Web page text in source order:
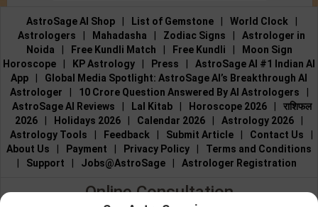
AstroSage AI Shop List of Gemstone World Clock
Astrologers
Mahadasha Zodiac Signs
Astrologer in
Noida
Free Kundli Match Free Kundli
Moon Sign
Horoscope
KP Astrology Press
AstroSage AI #1 Indian AI
App
Global Media Spotlight: AstroSage AI’s Breakthrough AI
Astrologer
10 Crore Question Answered By AI Astrologers
AstroSage AI Reviews
Lal Kitab Horoscope 2026
राशिफल
2026
Holidays 2026 Calendar 2026 Astrology 2026
Astrology Tools
Feedback Submit Article Contact Us
About Us
Payment Privacy Policy
Terms and Conditions
Support Jobs@AstroSage Astrologer Registration
Online Consultation